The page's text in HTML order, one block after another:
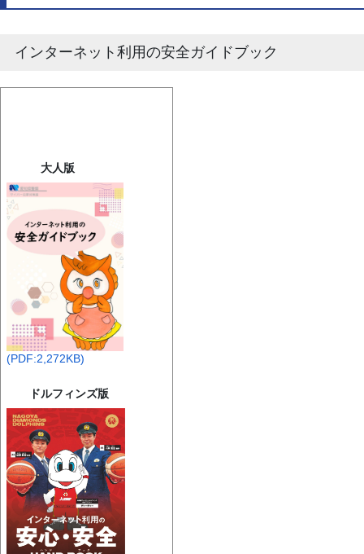
インターネット利用の安全ガイドブック
大人版
(PDF:2,272KB)
ドルフィンズ版